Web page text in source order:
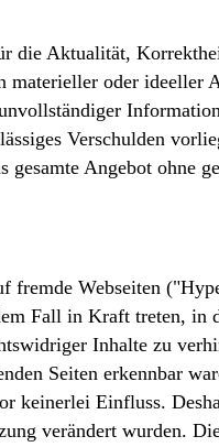
die Aktualität,
materieller oder
Verschulden
gesamte Angebot ohne
fremde Webseiten
Fall in Kraft treten, in
Inhalte zu
Seiten erkennbar
keinerlei Einfluss.
verändert wurden.